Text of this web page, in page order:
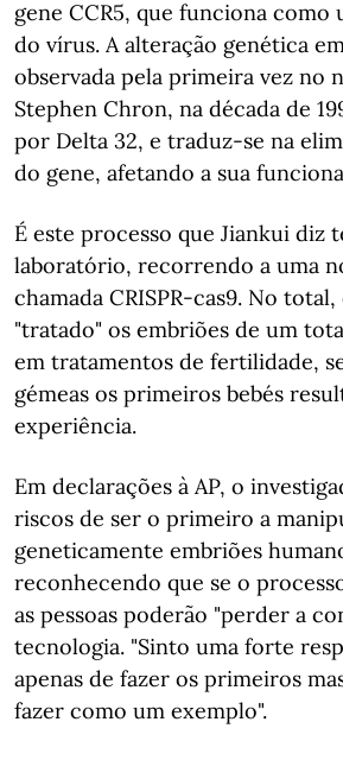
gene CCR5, que funciona
do vírus. A alteração genética
observada pela primeira vez no
Stephen Chron, na década de
por Delta 32, e traduz-se na
do gene, afetando a sua
É este processo que Jiankui diz
laboratório, recorrendo a uma
chamada CRISPR-cas9. No
"tratado" os embriões de um
em tratamentos de fertilidade,
gémeas os primeiros bebés
experiência.
Em declarações à AP, o
riscos de ser o primeiro a
geneticamente embriões
reconhecendo que se o
as pessoas poderão "perder a
tecnologia. "Sinto uma forte
apenas de fazer os primeiros
fazer como um exemplo".